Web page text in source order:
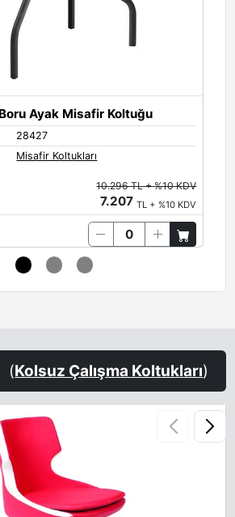
Ayak Misafir Koltuğu
28427
Misafir Koltukları
10.296 TL + %10 KDV
7.207TL + %10 KDV
(Kolsuz Çalışma Koltukları)